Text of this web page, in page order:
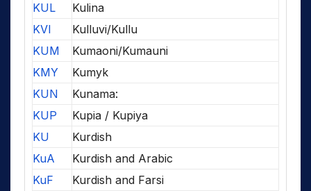
KUL
Kulina
KVI
Kulluvi/Kullu
KUM
Kumaoni/Kumauni
KMY
Kumyk
KUN
Kunama:
KUP
Kupia / Kupiya
KU
Kurdish
KuA
Kurdish and Arabic
KuF
Kurdish and Farsi